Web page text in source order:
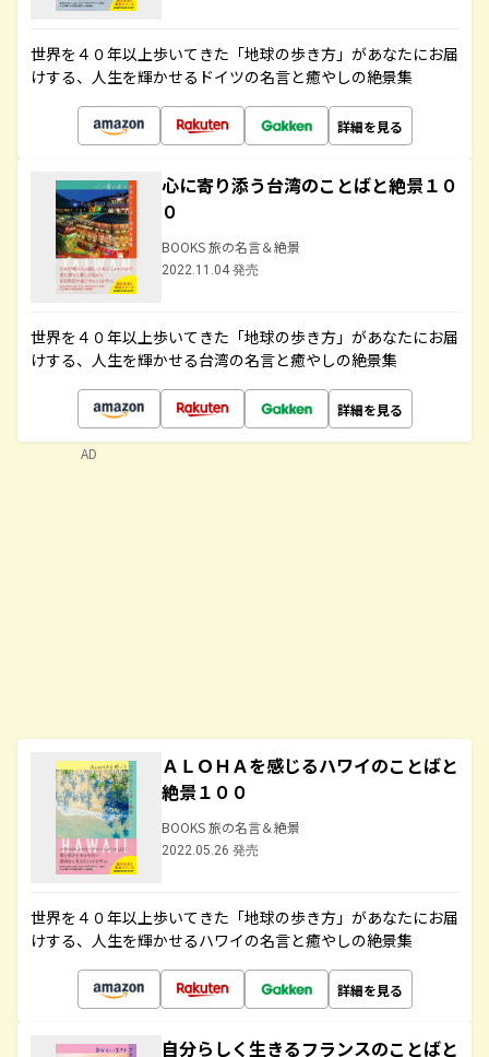
世界を４０年以上歩いてきた「地球の歩き方」があなたにお届
けする、人生を輝かせるドイツの名言と癒やしの絶景集
詳細を見る
心に寄り添う台湾のことばと絶景１０
０
BOOKS 旅の名言＆絶景
2022.11.04 発売
世界を４０年以上歩いてきた「地球の歩き方」があなたにお届
けする、人生を輝かせる台湾の名言と癒やしの絶景集
詳細を見る
ＡＬＯＨＡを感じるハワイのことばと
絶景１００
BOOKS 旅の名言＆絶景
2022.05.26 発売
世界を４０年以上歩いてきた「地球の歩き方」があなたにお届
けする、人生を輝かせるハワイの名言と癒やしの絶景集
詳細を見る
自分らしく生きるフランスのことばと
AD